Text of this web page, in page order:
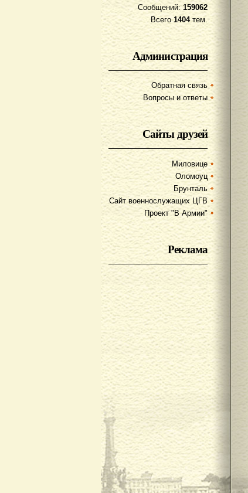
Сообщений:159062
Всего1404тем.
Администрация
Обратная связь
Вопросы и ответы
Сайты друзей
Миловице
Оломоуц
Брунталь
Сайт военнослужащих ЦГВ
Проект "В Армии"
Реклама